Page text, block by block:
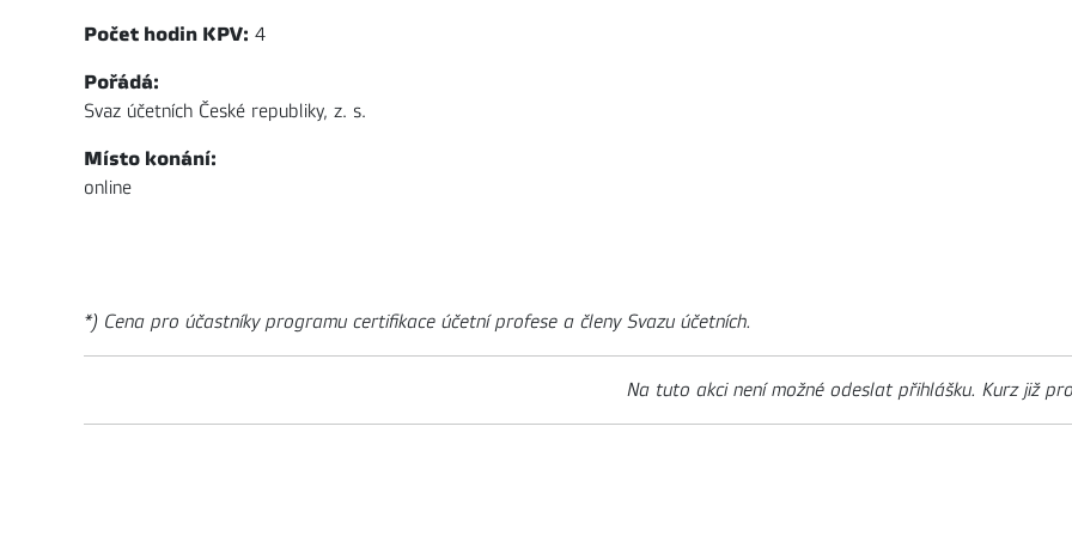
Počet hodin KPV: 4
Pořádá:
Svaz účetních České republiky, z. s.
Místo konání:
online
*) Cena pro účastníky programu certifikace účetní profese a členy Svazu účetních.
Na tuto akci není možné odeslat přihlášku. Kurz již